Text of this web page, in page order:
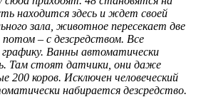
находится здесь и ждет своей
зала, животное пересекает две
– с дезсредством. Все
Ванны автоматически
Там стоят датчики, они даже
коров. Исключен человеческий
набирается дезсредство.